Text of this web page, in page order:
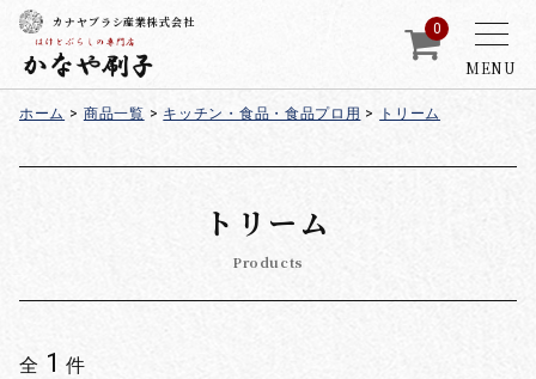
MENU
カナヤブラシ産業株式会社 0
ホーム > 商品一覧 > キッチン・食品・食品プロ用 > トリーム
トリーム
Products
全 1 件